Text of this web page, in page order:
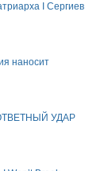
I Сергиев
наносит
УДАР